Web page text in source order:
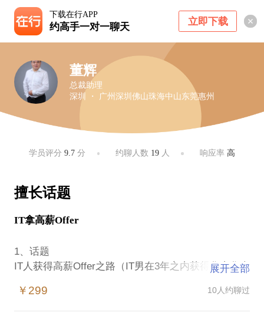
下载在行APP
约高手一对一聊天 立即下载
董辉
总裁助理
深圳 ・ 广州深圳佛山珠海中山东莞惠州
学员评分9.7 分 约聊人数 19人 响应率 高
擅长话题
IT拿高薪Offer
1、话题
IT人获得高薪Offer之路（IT男在3年之内获得华东华南
展开全部
￥299 10人约聊过